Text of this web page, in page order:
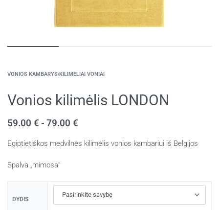
VONIOS KAMBARYS›KILIMĖLIAI VONIAI
Vonios kilimėlis LONDON
59.00 € 79.00 €
Egiptietiškos medvilnės kilimėlis vonios kambariui iš Belgijos
Spalva „mimosa”
DYDIS